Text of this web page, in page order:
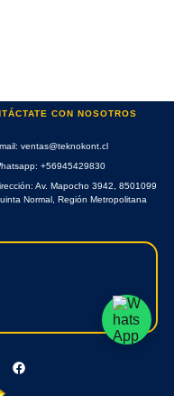
CON NOSOTROS
ventas@teknokont.cl
+56945429830
Av. Mapocho 3942, 8501099
Normal, Región Metropolitana